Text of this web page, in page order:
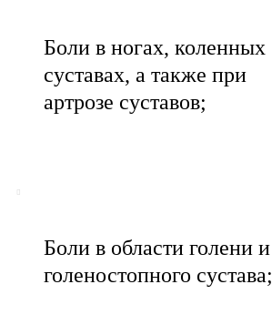
Боли в ногах, коленных
суставах, а также при
артрозе суставов;
Боли в области голени и
голеностопного сустава;